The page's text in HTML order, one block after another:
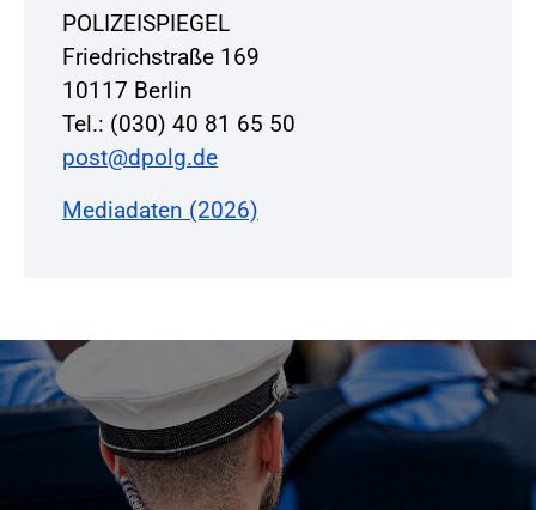
POLIZEISPIEGEL
Friedrichstraße 169
10117 Berlin
Tel.: (030) 40 81 65 50
post@dpolg.de
Mediadaten (2026)